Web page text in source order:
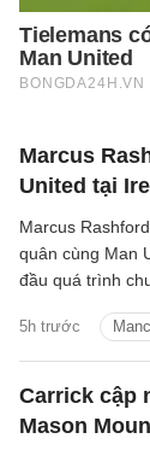
Marcus
United tại
5h trước
Marcus
quân cùng Man
đầu quá trình
Carrick xác nhận.
Carrick cập
Mason